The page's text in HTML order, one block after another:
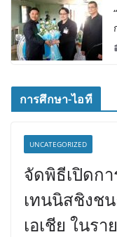
การศึกษา-ไอที
UNCATEGORIZED
จัดพิธีเปิดก
เทนนิสชิงช
เอเชีย ในร